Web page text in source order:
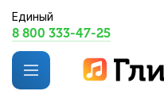
Единый
8 800 333-47-25